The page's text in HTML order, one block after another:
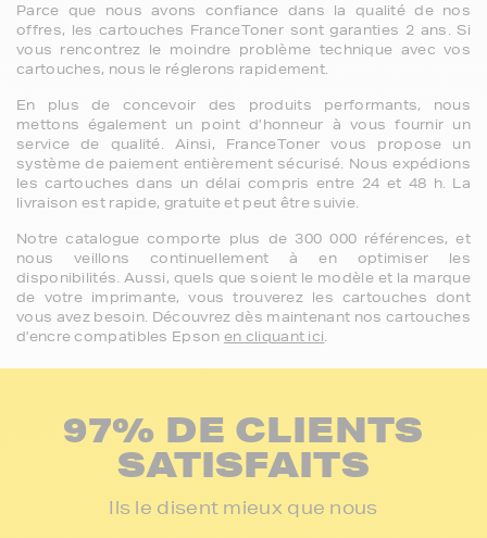
Parce que nous avons confiance dans la qualité de nos
offres, les cartouches FranceToner sont garanties 2 ans. Si
vous rencontrez le moindre problème technique avec vos
cartouches, nous le réglerons rapidement.
En plus de concevoir des produits performants, nous
mettons également un point d’honneur à vous fournir un
service de qualité. Ainsi, FranceToner vous propose un
système de paiement entièrement sécurisé. Nous expédions
les cartouches dans un délai compris entre 24 et 48 h. La
livraison est rapide, gratuite et peut être suivie.
Notre catalogue comporte plus de 300 000 références, et
nous veillons continuellement à en optimiser les
disponibilités. Aussi, quels que soient le modèle et la marque
de votre imprimante, vous trouverez les cartouches dont
vous avez besoin. Découvrez dès maintenant nos cartouches
d’encre compatibles Epson en cliquant ici.
97% DE CLIENTS
SATISFAITS
Ils le disent mieux que nous